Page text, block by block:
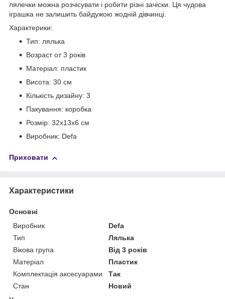
лялечки можна розчісувати і робити різні зачіски. Ця чудова
іграшка не залишить байдужою жодній дівчинці.
Характерики:
Тип: лялька
Возраст от 3 років
Матеріал: пластик
Висота: 30 см
Кількість дизайну: 3
Пакування: коробка
Розмір: 32x13x6 см
Виробник: Defa
Приховати
Характеристики
Основні
Виробник
Defa
Тип
Лялька
Вікова група
Від 3 років
Матеріал
Пластик
Комплектація аксесуарами
Так
Стан
Новий